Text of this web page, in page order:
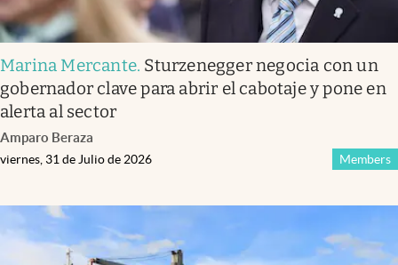
Marina Mercante. Sturzenegger negocia con un
gobernador clave para abrir el cabotaje y pone en
alerta al sector
Amparo Beraza
Members
viernes, 31 de Julio de 2026